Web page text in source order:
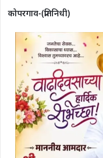
कोपरगाव-(प्रतिनिधी)